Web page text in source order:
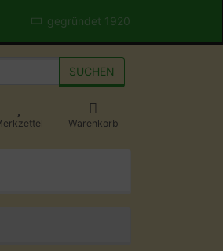
gegründet 1920
SUCHEN
Warenkorb